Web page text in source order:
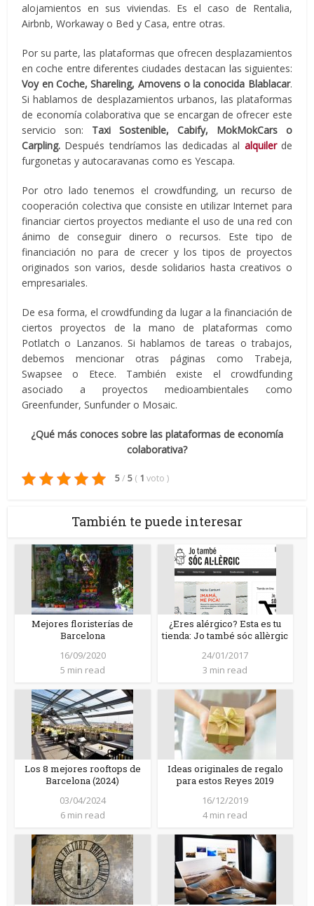
alojamientos en sus viviendas. Es el caso de Rentalia,
Airbnb, Workaway o Bed y Casa, entre otras.
Por su parte, las plataformas que ofrecen desplazamientos
en coche entre diferentes ciudades destacan las siguientes:
Voy en Coche, Shareling, Amovens o la conocida Blablacar.
Si hablamos de desplazamientos urbanos, las plataformas
de economía colaborativa que se encargan de ofrecer este
servicio son: Taxi Sostenible, Cabify, MokMokCars o
Carpling. Después tendríamos las dedicadas al alquiler de
furgonetas y autocaravanas como es Yescapa.
Por otro lado tenemos el crowdfunding, un recurso de
cooperación colectiva que consiste en utilizar Internet para
financiar ciertos proyectos mediante el uso de una red con
ánimo de conseguir dinero o recursos. Este tipo de
financiación no para de crecer y los tipos de proyectos
originados son varios, desde solidarios hasta creativos o
empresariales.
De esa forma, el crowdfunding da lugar a la financiación de
ciertos proyectos de la mano de plataformas como
Potlatch o Lanzanos. Si hablamos de tareas o trabajos,
debemos mencionar otras páginas como Trabeja,
Swapsee o Etece. También existe el crowdfunding
asociado a proyectos medioambientales como
Greenfunder, Sunfunder o Mosaic.
¿Qué más conoces sobre las plataformas de economía
colaborativa?
5/ 5 ( 1 voto )
También te puede interesar
Mejores floristerías de
Barcelona
16/09/2020
5 min read
¿Eres alérgico? Esta es tu
tienda: Jo també sóc allèrgic
24/01/2017
3 min read
Los 8 mejores rooftops de
Barcelona (2024)
03/04/2024
6 min read
Ideas originales de regalo
para estos Reyes 2019
16/12/2019
4 min read